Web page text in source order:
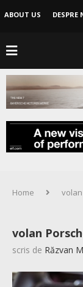
ABOUT US DESPRE
Home
volan
scris de Răzvan